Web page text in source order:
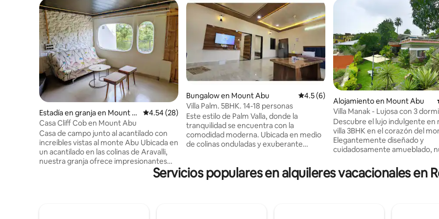
Estadía en granja en Mount A
bu
Calificación promedio: 4.54 de 5, 28 reseñas
4.54 (28)
Casa Cliff Cob en Mount Abu
Casa de campo junto al acantilado con
increíbles vistas al monte Abu Ubicada en
un acantilado en las colinas de Aravalli,
nuestra granja ofrece impresionantes
ventanas francesas y de mazorcas.
Bungalow en Mount Abu Calificación promedio: 4.5 de 5, 6 reseñas
4.5 (6)
Villa Palm. 5BHK. 14-18 personas
Este estilo de Palm Valla, donde la
tranquilidad se encuentra con la
comodidad moderna. Ubicada en medio
de colinas onduladas y exuberante
encantadoras. Sumérgete en el entorno
sereno y disfruta de impresionantes
Alojamiento en Mount Abu
Villa Manak - Lujosa con 3
baño - Monte Abu
Descubre el lujo indulgente en
villa 3BHK en el corazón del
Elegantemente diseñado y
cuidadosamente amueblado,
vistas impresionantes. Relájate
amplios dormitorios con baños
Nakki y los templos de Dilwara,
Servicios populares en alquileres vacacionales en